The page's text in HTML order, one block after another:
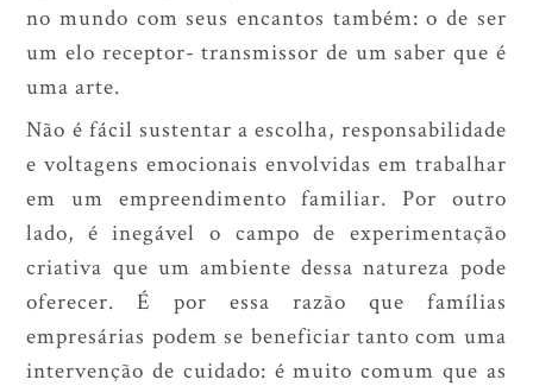
no mundo com seus encantos também: o de ser
um elo receptor- transmissor de um saber que é
uma arte.
Não é fácil sustentar a escolha, responsabilidade
e voltagens emocionais envolvidas em trabalhar
em um empreendimento familiar. Por outro
lado, é inegável o campo de experimentação
criativa que um ambiente dessa natureza pode
oferecer. É por essa razão que famílias
empresárias podem se beneficiar tanto com uma
intervenção de cuidado: é muito comum que as